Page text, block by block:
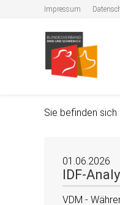
Impressum
Sie befinden sich
01.06.2026
IDF-
VDM -